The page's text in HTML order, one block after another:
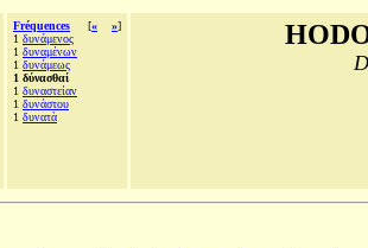
Fréquences [« »]
1 δυνάμενος
1 δυναμένων
1 δυνάμεως
1 δύνασθαί
1 δυναστείαν
1 δυνάστου
1 δυνατὰ